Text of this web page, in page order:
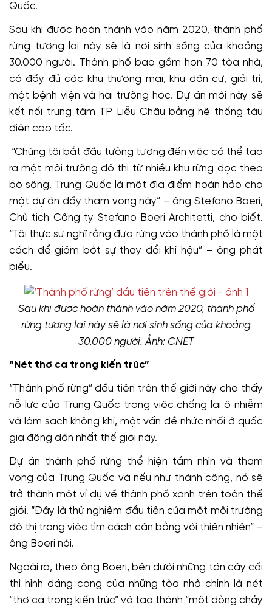
Quốc.
Sau khi được hoàn thành vào năm 2020, thành phố
rừng tương lai này sẽ là nơi sinh sống của khoảng
30.000 người. Thành phố bao gồm hơn 70 tòa nhà,
có đầy đủ các khu thương mại, khu dân cư, giải trí,
một bệnh viện và hai trường học. Dự án mới này sẽ
kết nối trung tâm TP Liễu Châu bằng hệ thống tàu
điện cao tốc.
“Chúng tôi bắt đầu tưởng tượng đến việc có thể tạo
ra một môi trường đô thị từ nhiều khu rừng dọc theo
bờ sông. Trung Quốc là một địa điểm hoàn hảo cho
một dự án đầy tham vọng này” – ông Stefano Boeri,
Chủ tịch Công ty Stefano Boeri Architetti, cho biết.
“Tôi thực sự nghĩ rằng đưa rừng vào thành phố là một
cách để giảm bớt sự thay đổi khí hậu” – ông phát
biểu.
Sau khi được hoàn thành vào năm 2020, thành phố
rừng tương lai này sẽ là nơi sinh sống của khoảng
30.000 người. Ảnh: CNET
“Nét thơ ca trong kiến trúc”
“Thành phố rừng” đầu tiên trên thế giới này cho thấy
nỗ lực của Trung Quốc trong việc chống lại ô nhiễm
và làm sạch không khí, một vấn đề nhức nhối ở quốc
gia đông dân nhất thế giới này.
Dự án thành phố rừng thể hiện tầm nhìn và tham
vọng của Trung Quốc và nếu như thành công, nó sẽ
trở thành một ví dụ về thành phố xanh trên toàn thế
giới. “Đây là thử nghiệm đầu tiên của một môi trường
đô thị trong việc tìm cách cân bằng với thiên nhiên” –
ông Boeri nói.
Ngoài ra, theo ông Boeri, bên dưới những tán cây cối
thì hình dáng cong của những tòa nhà chính là nét
“thơ ca trong kiến trúc” và tạo thành “một dòng chảy